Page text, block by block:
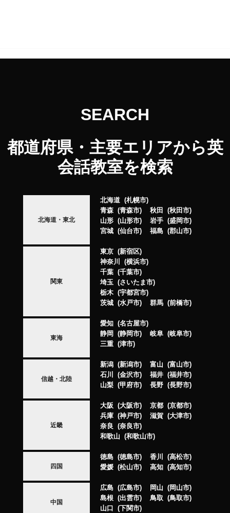
SEARCH
都道府県・主要エリアから英
会話教室を検索
北海道・東北
北海道
札幌市
青森
青森市 秋田
秋田市
山形
山形市 岩手
盛岡市
宮城
仙台市 福島 郡山市
関東
東京
新宿区
神奈川
横浜市
千葉
千葉市
埼玉
さいたま市
栃木
宇都宮市
茨城
水戸市 群馬 前橋市
東海
愛知
名古屋市
静岡
静岡市 岐阜
岐阜市
三重
津市
信越・北陸
新潟 新潟市 富山
富山市
石川
金沢市 福井
福井市
山梨
甲府市 長野 長野市
近畿
大阪 大阪市 京都
京都市
兵庫
神戸市 滋賀
大津市
奈良
奈良市
和歌山
和歌山市
四国
徳島 徳島市 香川
高松市
愛媛
松山市 高知 高知市
中国
広島 広島市 岡山
岡山市
島根
出雲市 鳥取
鳥取市
山口
下関市